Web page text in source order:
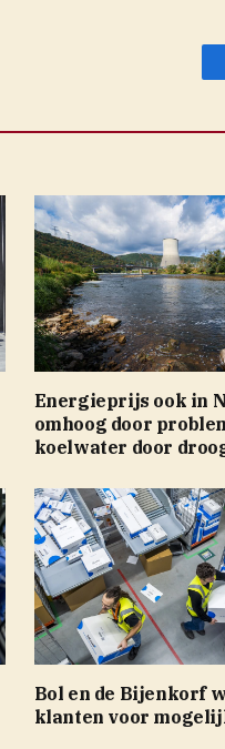
Energieprijs ook in
omhoog door
koelwater door
Bol en de Bijenkorf
klanten voor